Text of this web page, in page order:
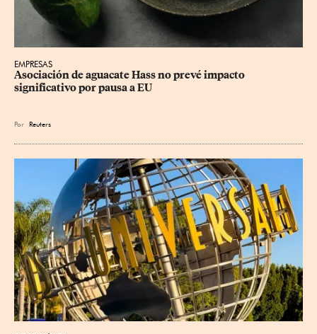
EMPRESAS
Asociación de aguacate Hass no prevé impacto
significativo por pausa a EU
Por Reuters